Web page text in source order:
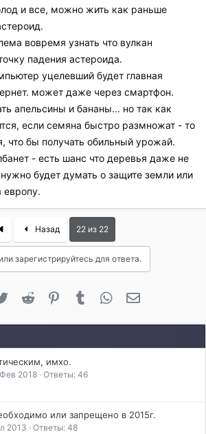
и все, можно жить как раньше
вовремя узнать что вулкан
падения астероида.
уцелевший будет главная
может даже через смартфон.
апельсины и бананы... но так как
если семяна быстро размножат - то
что бы получать обильный урожай.
- есть шанс что деревья даже не
будет думать о защите земли или
европу.
First Назад 22 из 22
зарегистрируйтесь для ответа.
Twitter Reddit PinterestTumblr WhatsApp
имхо.
2018
Ответы: 46
или запрещено в 2015г.
2013
Ответы: 48